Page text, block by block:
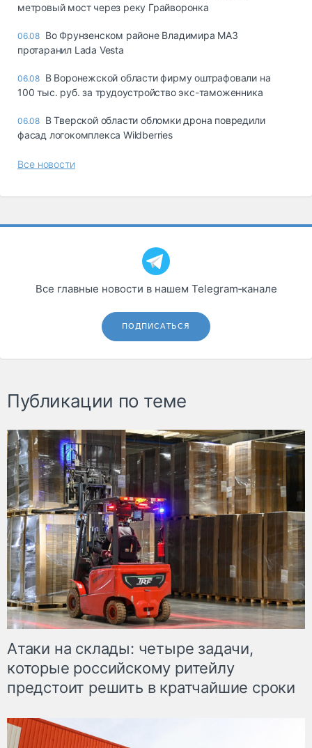
метровый мост через реку Грайворонка
06.08 Во Фрунзенском районе Владимира МАЗ
протаранил Lada Vesta
06.08 В Воронежской области фирму оштрафовали на
100 тыс. руб. за трудоустройство экс-таможенника
06.08 В Тверской области обломки дрона повредили
фасад логокомплекса Wildberries
Все новости
Все главные новости в нашем Telegram‑канале
ПОДПИСАТЬСЯ
Публикации по теме
Атаки на склады: четыре задачи,
которые российскому ритейлу
предстоит решить в кратчайшие сроки